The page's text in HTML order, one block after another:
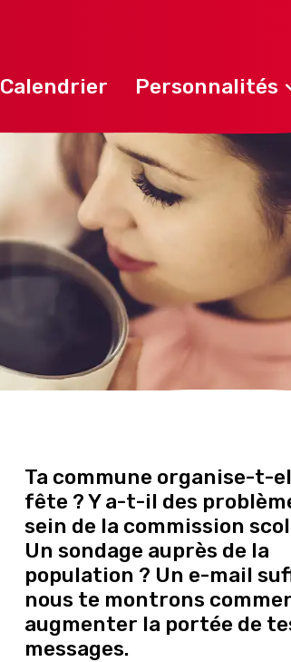
Calendrier Personnalités
Ta commune organise-t-
fête ? Y a-t-il des
sein de la commission
Un sondage auprès de la
population ? Un e-mail
nous te montrons
augmenter la portée de
messages.